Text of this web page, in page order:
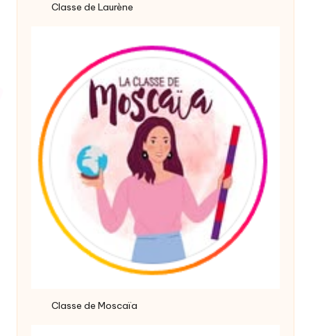
Classe de Laurène
Classe de Moscaïa